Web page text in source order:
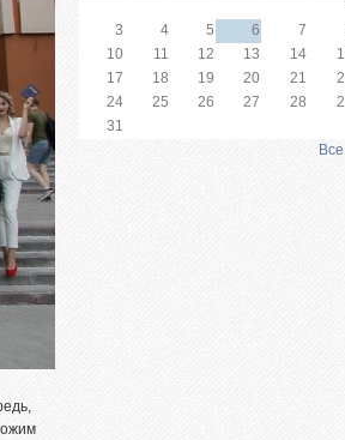
3
4 5 6 7
10
11 12 13 14
17
18 19 20 21
24
25 26 27 28
31